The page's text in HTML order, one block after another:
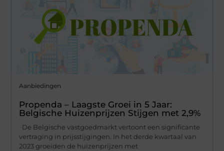
Aanbiedingen
Propenda – Laagste Groei in 5 Jaar:
Belgische Huizenprijzen Stijgen met 2,9%
De Belgische vastgoedmarkt vertoont een significante
vertraging in prijsstijgingen. In het derde kwartaal van
2023 groeiden de huizenprijzen met